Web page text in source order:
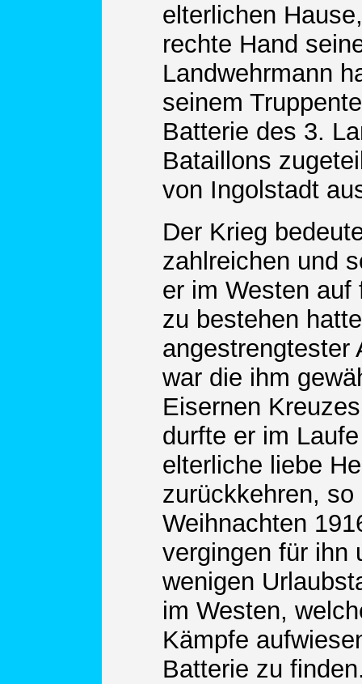
elterlichen
rechte Hand
Landwehrmann
seinem
Batterie des 3.
Bataillons
von Ingolstadt
Der Krieg
zahlreichen und
er im Westen
zu bestehen
angestrengtester
war die ihm
Eisernen
durfte er im
elterliche liebe
zurückkehren,
Weihnachten
vergingen für ihn
wenigen
im Westen,
Kämpfe
Batterie zu